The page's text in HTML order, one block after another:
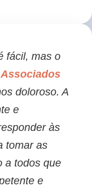
fácil, mas o
doloroso. A
e
às
tomar as
a todos que
e